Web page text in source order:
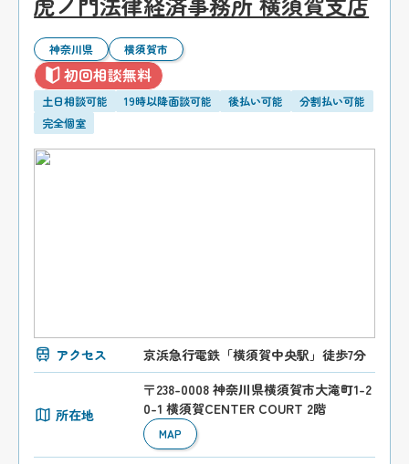
神奈川県 横須賀市
初回相談無料
土日相談可能 19時以降面談可能 後払い可能
分割払い可能
完全個室
アクセス 京浜急行電鉄「横須賀中央駅」徒歩7分
所在地
〒238-0008 神奈川県横須賀市大滝町1-2
0-1 横須賀CENTER COURT 2階
MAP